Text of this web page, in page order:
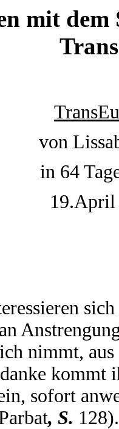
mit
von
in 64
19.April
nimmt,
sofort
, S. 128).